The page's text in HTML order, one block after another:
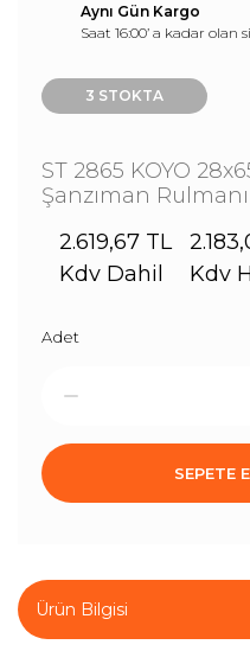
Aynı Gün Kargo
Saat 16:00’ a kadar olan
3 STOKTA
ST 2865 KOYO
Şanzıman Rulmanı
2.619,67 TL
Kdv Dahil
Kdv
Adet
SEPETE
Ürün Bilgisi